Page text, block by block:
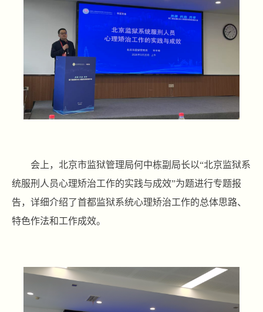
会上，北京市监狱管理局何中栋副局长以“北京监狱系
统服刑人员心理矫治工作的实践与成效”为题进行专题报
告，详细介绍了首都监狱系统心理矫治工作的总体思路、
特色作法和工作成效。